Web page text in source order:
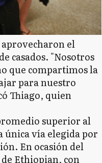
el
casados. "Nosotros
que compartimos la
para nuestro
Thiago, quien
superior al
única vía elegida por
En ocasión del
Ethiopian, con